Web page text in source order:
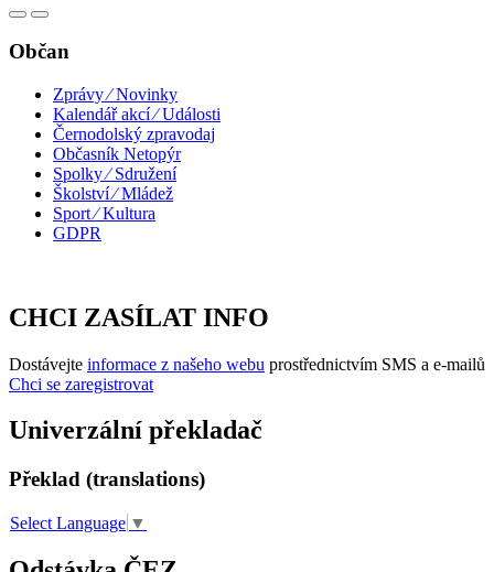
Občan
Zprávy ⁄ Novinky
Kalendář akcí ⁄ Události
Černodolský zpravodaj
Občasník Netopýr
Spolky ⁄ Sdružení
Školství ⁄ Mládež
Sport ⁄ Kultura
GDPR
CHCI ZASÍLAT INFO
Dostávejte informace z našeho webu prostřednictvím SMS a e-mailů
Chci se zaregistrovat
Univerzální překladač
Překlad (translations)
Select Language ▼